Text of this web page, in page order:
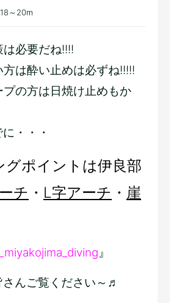
18～20m
必要だね!!!!
は酔い止めは必ずね!!!!!
の方は日焼け止めもか
・・・
グポイントは伊良部
チ ・ L字アーチ ・ 崖
』
覧ください～♬